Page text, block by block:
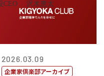
2026.03.09
企業家倶楽部アーカイブ